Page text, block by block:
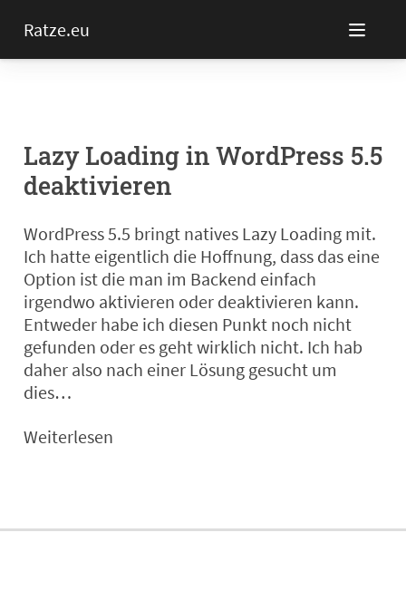
Ratze.eu
Lazy Loading in WordPress 5.5
deaktivieren
WordPress 5.5 bringt natives Lazy Loading mit.
Ich hatte eigentlich die Hoffnung, dass das eine
Option ist die man im Backend einfach
irgendwo aktivieren oder deaktivieren kann.
Entweder habe ich diesen Punkt noch nicht
gefunden oder es geht wirklich nicht. Ich hab
daher also nach einer Lösung gesucht um
dies…
Weiterlesen